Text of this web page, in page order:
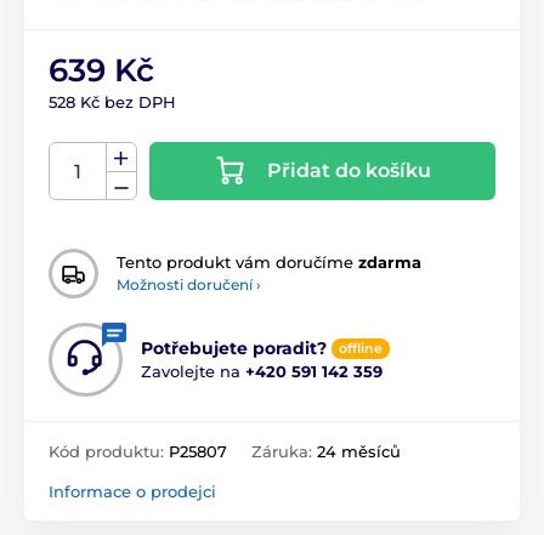
639 Kč
528 Kč bez DPH
Přidat do košíku
Tento produkt vám doručíme zdarma
Možnosti doručení ›
Potřebujete poradit? offline
Zavolejte na +420 591 142 359
Kód produktu: P25807 Záruka: 24 měsíců
Informace o prodejci